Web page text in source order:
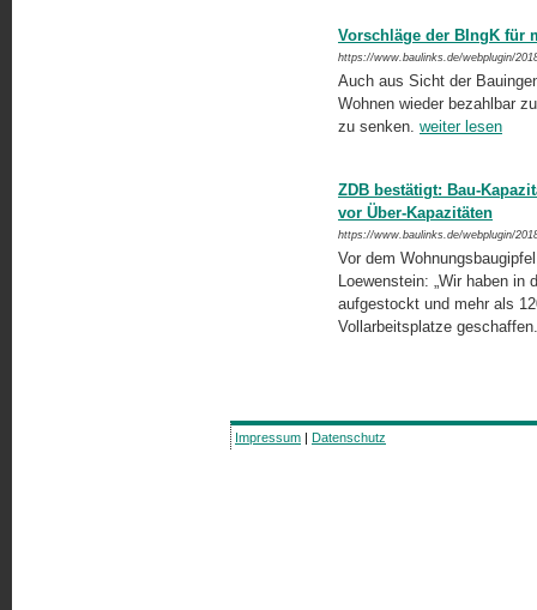
Vorschläge der BIngK für
https://www.baulinks.de/webplugin/
Auch aus Sicht der
Wohnen wieder bezahlbar
zu senken. weiter lesen
ZDB bestätigt: Bau-
vor Über-Kapazitäten
https://www.baulinks.de/webplugin/
Vor dem
Loewenstein: „Wir haben
aufgestockt und mehr als
Vollarbeitsplatze
Impressum | Datenschutz